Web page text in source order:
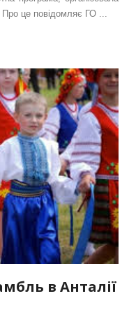
Про це повідомляє ГО ...
в Анталії